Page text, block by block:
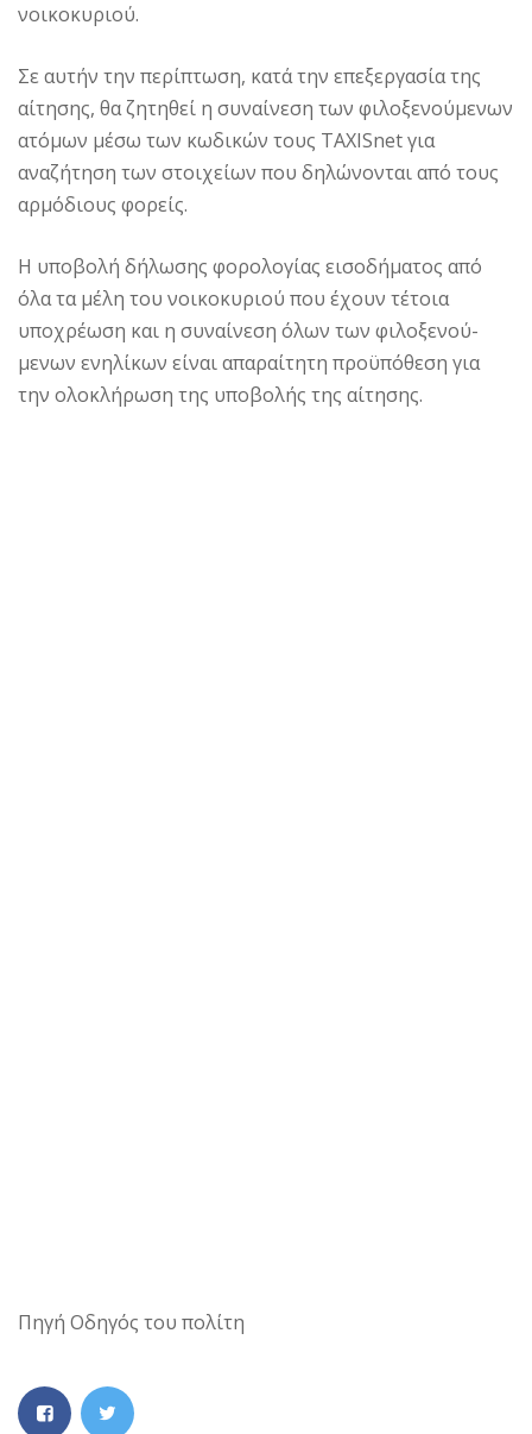
νοικοκυριού.
Σε αυτήν την περίπτωση, κατά την επε­ξεργασία της
αίτησης, θα ζητηθεί η συναίνεση των φιλοξενούμενων
ατόμων μέσω των κωδικών τους TAXISnet για
αναζήτηση των στοιχείων που δηλώνονται από τους
αρμόδιους φορείς.
Η υποβολή δήλωσης φορολογίας ει­σοδήματος από
όλα τα μέλη του νοικοκυριού που έχουν τέτοια
υποχρέωση και η συναίνεση όλων των φιλοξενού­
μενων ενηλίκων είναι απαραίτητη προϋπόθεση για
την ολοκλήρωση της υποβολής της αίτησης.
Πηγή Οδηγός του πολίτη